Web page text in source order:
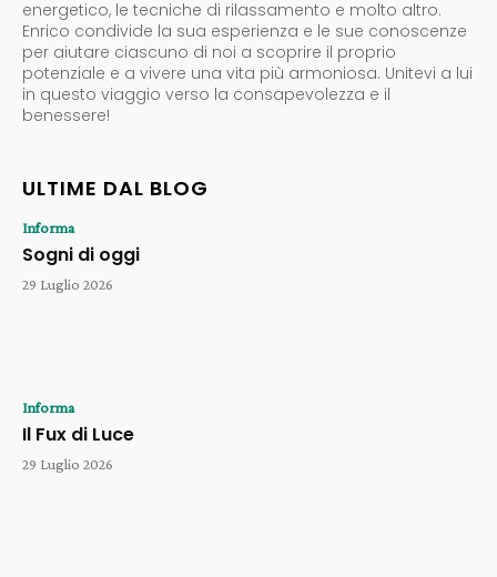
energetico, le tecniche di rilassamento e molto altro.
Enrico condivide la sua esperienza e le sue conoscenze
per aiutare ciascuno di noi a scoprire il proprio
potenziale e a vivere una vita più armoniosa. Unitevi a lui
in questo viaggio verso la consapevolezza e il
benessere!
ULTIME DAL BLOG
Informa
Sogni di oggi
29 Luglio 2026
Informa
Il Fux di Luce
29 Luglio 2026